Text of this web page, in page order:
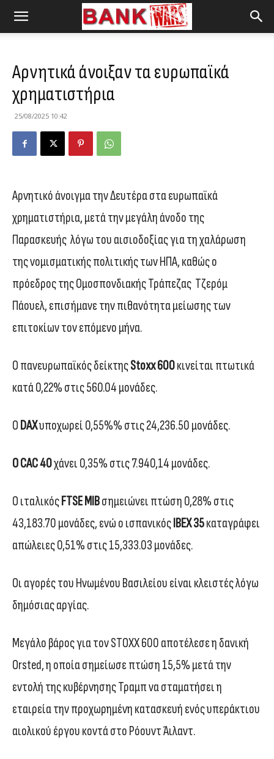
Αρνητικά άνοιξαν τα ευρωπαϊκά
χρηματιστήρια
25/08/2025 10:42
Αρνητικό άνοιγμα την Δευτέρα στα ευρωπαϊκά
χρηματιστήρια, μετά την μεγάλη άνοδο της
Παρασκευής λόγω του αισιοδοξίας για τη χαλάρωση
της νομισματικής πολιτικής των ΗΠΑ, καθώς ο
πρόεδρος της Ομοσπονδιακής Τράπεζας Τζερόμ
Πάουελ, επισήμανε την πιθανότητα μείωσης των
επιτοκίων τον επόμενο μήνα.
Ο πανευρωπαϊκός δείκτηςStoxx 600κινείται πτωτικά
κατά 0,22% στις 560.04 μονάδες.
Ο DAXυποχωρεί 0,55%% στις 24,236.50 μονάδες.
Ο CAC 40χάνει 0,35% στις 7.940,14 μονάδες.
Ο ιταλικόςFTSE MIBσημειώνει πτώση 0,28% στις
43,183.70 μονάδες, ενώ ο ισπανικόςIBEX 35καταγράφει
απώλειες 0,51% στις 15,333.03 μονάδες.
Οι αγορές του Ηνωμένου Βασιλείου είναι κλειστές λόγω
δημόσιας αργίας.
Μεγάλο βάρος για τον STOXX 600 αποτέλεσε η δανική
Orsted, η οποία σημείωσε πτώση 15,5% μετά την
εντολή της κυβέρνησης Τραμπ να σταματήσει η
εταιρεία την προχωρημένη κατασκευή ενός υπεράκτιου
αιολικού έργου κοντά στο Ρόουντ Άιλαντ.